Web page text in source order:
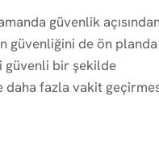
güvenlik
güvenliğini de ön planda
güvenli bir şekilde
daha fazla vakit